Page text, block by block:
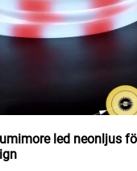
led neonljus